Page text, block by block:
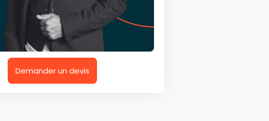
Demander un devis